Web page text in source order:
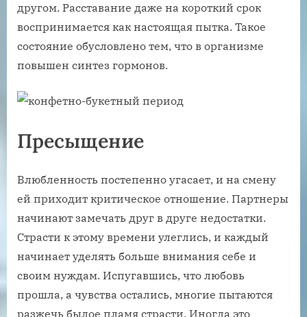
другом. Расставание даже на короткий срок
воспринимается как настоящая пытка. Такое
состояние обусловлено тем, что в организме
повышен синтез гормонов.
Пресыщение
Влюбленность постепенно угасает, и на смену
ей приходит критическое отношение. Партнеры
начинают замечать друг в друге недостатки.
Страсти к этому времени улеглись, и каждый
начинает уделять больше внимания себе и
своим нуждам. Испугавшись, что любовь
прошла, а чувства остались, многие пытаются
разжечь былое пламя страсти. Иногда это